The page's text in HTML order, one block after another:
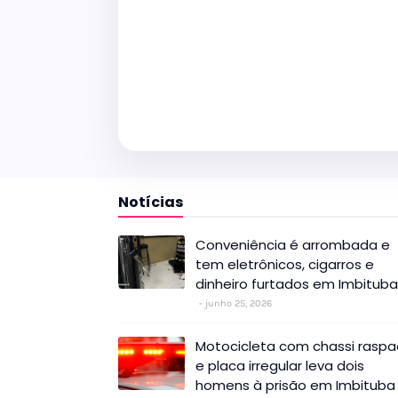
Notícias
Conveniência é arrombada e
tem eletrônicos, cigarros e
dinheiro furtados em Imbituba
junho 25, 2026
Motocicleta com chassi
e placa irregular leva dois
homens à prisão em Imbituba